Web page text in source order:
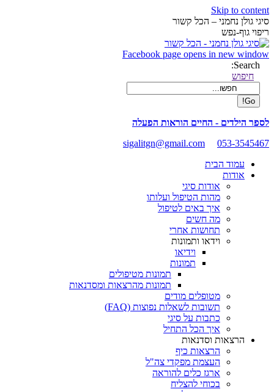
Skip to content
סיגי גולן נחמני – הכל קשור
ריפוי גוף-נפש
Facebook page opens in new window
Search:
חיפוש
לספר הילדים - החיים הוראות הפעלה
sigalitgn@gmail.com
053-3545467
עמוד הבית
אודות
אודות סיגי
מהות הטיפול ועלותו
איך באים לטיפול
מה חשים
תחושות אחרי
וידאו ותמונות
וידיאו
תמונות
תמונות מטיפולים
תמונות מהרצאות ומסדנאות
מטופלים מודים
תשובות לשאלות נפוצות (FAQ)
כתבות על סיגי
איך הכל התחיל
הרצאות וסדנאות
הרצאות כיף
העצמת מפקדי צה"ל
ארגז כלים להוראה
בכוחי להצליח